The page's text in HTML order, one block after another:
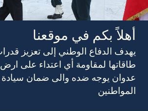
أهلاً بكم في موقعنا
يهدف الدفاع الوطني إلى تعزيز
طاقاتها لمقاومة أي اعتداء على
عدوان يوجه ضده والى ضمان سيادة
المواطنين